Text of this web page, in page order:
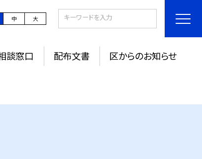
中 大
談窓口 配布文書 区からのお知らせ